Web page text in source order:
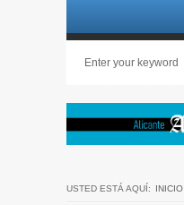
USTED ESTÁ AQUÍ: INICIO